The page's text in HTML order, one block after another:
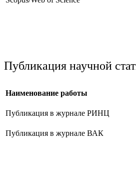
Публикация научной
Наименование работы
Публикация в журнале РИНЦ
Публикация в журнале ВАК